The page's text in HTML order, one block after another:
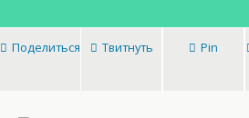
Поделиться Твитнуть Pin